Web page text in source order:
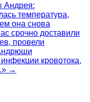
Андрея:
температура,
она снова
срочно доставили
провели
кровотока,
→